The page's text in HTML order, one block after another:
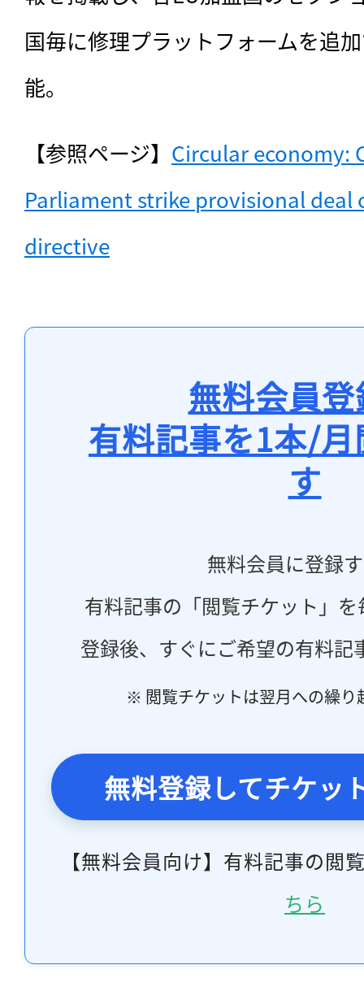
国毎に修理プラットフォームを追
能。
【参照ページ】 Circular economy:
Parliament strike provisional
directive
無料会員
有料記事を1本/
す
無料会員に登録
有料記事の「閲覧チケット」
登録後、すぐにご希望の有料記
※ 閲覧チケットは翌月への繰り
無料登録してチケッ
【無料会員向け】有料記事の閲
ちら